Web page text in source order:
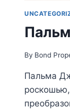
By Bond
Пальма